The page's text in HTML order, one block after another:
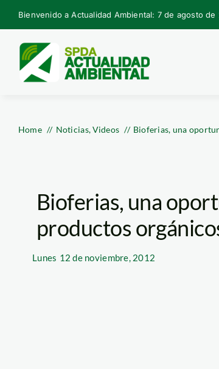
Skip
to
content
Bienvenido a Actualidad Ambiental: 7 de agosto de
Home Noticias Videos Bioferias, una
Bioferias, una
productos
Lunes 12 de noviembre, 2012